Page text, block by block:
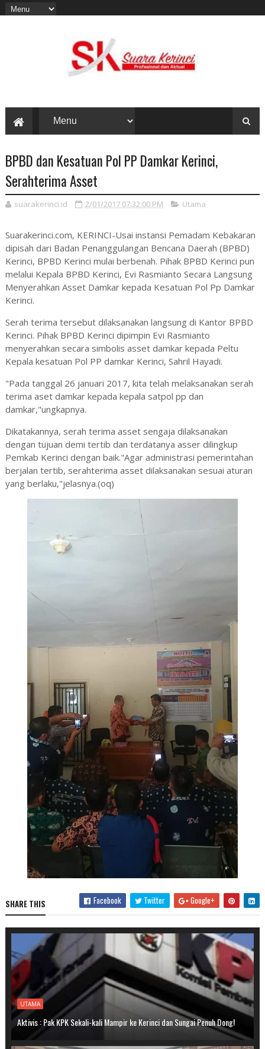
BPBD dan Kesatuan Pol PP Damkar Kerinci,
Serahterima Asset
suarakerinci.id 2/01/2017 07:32:00 PM Utama
Suarakerinci.com, KERINCI-Usai instansi Pemadam Kebakaran
dipisah dari Badan Penanggulangan Bencana Daerah (BPBD)
Kerinci, BPBD Kerinci mulai berbenah. Pihak BPBD Kerinci pun
melalui Kepala BPBD Kerinci, Evi Rasmianto Secara Langsung
Menyerahkan Asset Damkar kepada Kesatuan Pol Pp Damkar
Kerinci.
Serah terima tersebut dilaksanakan langsung di Kantor BPBD
Kerinci. Pihak BPBD Kerinci dipimpin Evi Rasmianto
menyerahkan secara simbolis asset damkar kepada Peltu
Kepala kesatuan Pol PP damkar Kerinci, Sahril Hayadi.
"Pada tanggal 26 januari 2017, kita telah melaksanakan serah
terima aset damkar kepada kepala satpol pp dan
damkar,"ungkapnya.
Dikatakannya, serah terima asset sengaja dilaksanakan
dengan tujuan demi tertib dan terdatanya asser dilingkup
Pemkab Kerinci dengan baik."Agar administrasi pemerintahan
berjalan tertib, serahterima asset dilaksanakan sesuai aturan
yang berlaku,"jelasnya.(oq)
SHARE THIS Facebook Twitter Google+
UTAMA
Aktivis : Pak KPK Sekali-kali Mampir ke Kerinci dan Sungai Penuh Dong!